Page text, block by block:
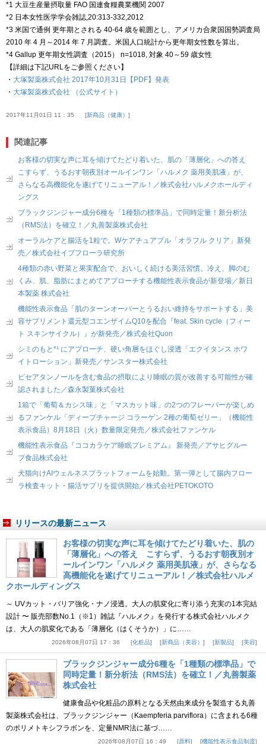
*1 大豆生産量摂取量 FAO 国連食糧農業機関 2007
*2 日本女性医学学会雑誌,20:313-332,2012
*3 米国で通例 更年期とされる 40-64 歳を範囲とし、アメリカ合衆国国勢調査局
2010 年 4 月～2014 年 7 月調査。米国人口統計から更年期女性数を算出。
*4 Gallup 更年期女性調査（2015） n=1018, 対象 40～59 歳女性
【詳細は下記URLをご参照ください】
・ 大塚製薬株式会社 2017年10月31日【PDF】発表
・ 大塚製薬株式会社 （公式サイト）
2017年11月01日 11：35 新商品（健康）
関連記事
お客様の切実な声に耳を傾けてたどり着いた、肌の「薄層化」への答え
こすらず、うるおす朝夜別オールインワン「ハルメク 薬用美肌液」が、
さらなる高機能化を遂げてリニューアル！／株式会社ハルメクホールディ
ングス
ブラックジンジャー成分6種を「1種類の標準品」で同時定量！新分析法
（RMS法）を確立！／丸善製薬株式会社
オーラルケアと腸活を1粒で。Wケアチュアブル「オラフル クリア」新発
売／株式会社イブフローラ研究所
4種類の赤い野菜と果実配合で、おいしく続ける美活習慣。冷え、脚のむ
くみ、肌、脂肪にまとめてアプローチする機能性表示食品が新登場／新日
本製薬 株式会社
機能性表示食品「肌のターンオーバーとうるおい維持をサポートする」美
容サプリメント還元型コエンザイムQ10を配合『feat. Skin cycle（フィー
ト スキンサイクル）』が新発売／株式会社Quon
シミのもと*¹ にアプローチ、硬い角層をほぐし浸透「エクイタンス ホワ
イトローション」新発売／サンスター株式会社
ピセアタンノールを含む食品の摂取により睡眠の質が改善する可能性が確
認されました／森永製菓株式会社
1箱で「葡萄＆カシス味」と「マスカット味」の2つのフレーバーが楽しめ
るファンケル「ディープチャージ コラーゲン 2種の葡萄ゼリー」（機能性
表示食品）8月18日（火）数量限定発売／株式会社ファンケル
機能性表示食品『ココカラケア睡眠プレミアム』 新発売／アサヒグルー
プ食品株式会社
犬猫向けAIウェルネスプラットフォームを始動。第一弾として腸内フロー
ラ検査キット・腸活サプリを提供開始／株式会社PETOKOTO
リリースの最新ニュース
お客様の切実な声に耳を傾けてたどり着いた、肌の
「薄層化」への答え こすらず、うるおす朝夜別オ
ールインワン「ハルメク 薬用美肌液」が、さらなる
高機能化を遂げてリニューアル！／株式会社ハルメ
クホールディングス
～ UVカット・バリア強化・ナノ浸透。大人の肌変化に寄り添う充実の1本完結
設計 〜 販売部数No.1（※1）雑誌『ハルメク』を発行する株式会社ハルメク
は、大人の肌変化である「薄層化（はくそうか）」に……
2026年08月07日 17：36 化粧品 新商品（美容） 新製品 美容
ブラックジンジャー成分6種を「1種類の標準品」で
同時定量！新分析法（RMS法）を確立！／丸善製薬
株式会社
健康食品や化粧品の原料となる天然由来成分を製造する丸善
製薬株式会社は、ブラックジンジャー（Kaempferia parviflora）に含まれる6種
のポリメトキシフラボンを、定量NMR法に基づ……
2026年08月07日 16：49 原料 機能性表示食品制度